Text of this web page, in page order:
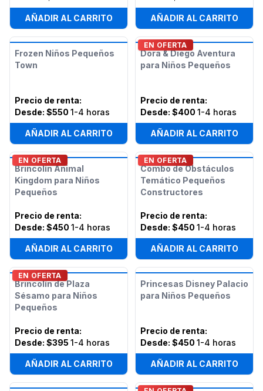
AÑADIR AL CARRITO AÑADIR AL CARRITO
Frozen Niños Pequeños
Town
Precio de renta:
Desde: $550 1-4 horas
AÑADIR AL CARRITO
EN OFERTA
Dora & Diego Aventura
para Niños Pequeños
Precio de renta:
Desde: $400 1-4 horas
AÑADIR AL CARRITO
EN OFERTA
Brincolín Animal
Kingdom para Niños
Pequeños
Precio de renta:
Desde: $450 1-4 horas
AÑADIR AL CARRITO
EN OFERTA
Combo de Obstáculos
Temático Pequeños
Constructores
Precio de renta:
Desde: $450 1-4 horas
AÑADIR AL CARRITO
EN OFERTA
Brincolín de Plaza
Sésamo para Niños
Pequeños
Precio de renta:
Desde: $395 1-4 horas
AÑADIR AL CARRITO
Princesas Disney Palacio
para Niños Pequeños
Precio de renta:
Desde: $450 1-4 horas
AÑADIR AL CARRITO